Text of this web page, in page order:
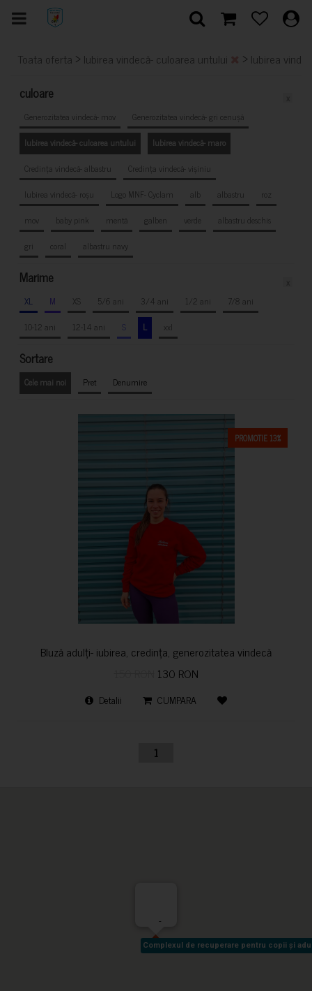
Toata oferta > Iubirea vindecă- culoarea untului > Iubirea
culoare
Generozitatea vindecă- mov
Generozitatea vindecă- gri cenușă
Iubirea vindecă- culoarea untului
Iubirea vindecă- maro
Credința vindecă- albastru
Credința vindecă- vișiniu
Iubirea vindecă- roșu
Logo MNF- Cyclam alb albastru
roz
mov
baby pink mentă galben verde
albastru deschis
gri
coral albastru navy
Marime
XL M XS 5/6 ani 3/4 ani 1/2 ani
7/8 ani
10-12 ani
12-14 ani S L xxl
Sortare
Cele mai noi Pret Denumire
PROMOTIE 13%
Bluză adulți- iubirea, credința, generozitatea vindecă
130 RON
Detalii CUMPARA
1
Complexul de recuperare pentru copii și
Complexul de recuperare pentru copii și
-